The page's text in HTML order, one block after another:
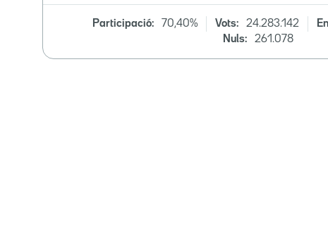
Participació: 70,40% Vots: 24.283.142
Nuls:
261.078